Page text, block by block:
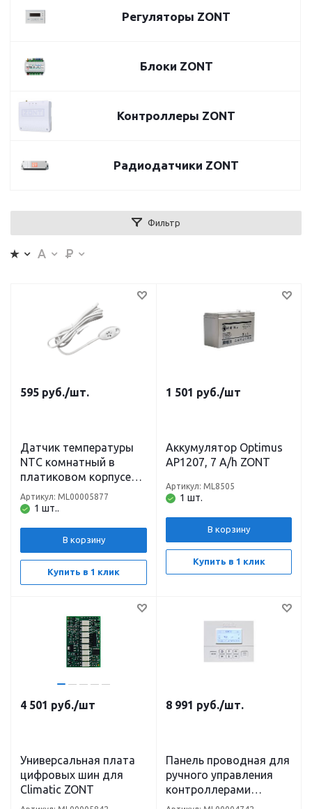
Регуляторы ZONT
Блоки ZONT
Контроллеры ZONT
Радиодатчики ZONT
Фильтр
595 руб./шт.
Датчик температуры
NTC комнатный в
платиковом корпусе
ZONT
1 шт..
Артикул: ML00005877
В корзину
Купить в 1 клик
1 501 руб./шт
Аккумулятор Optimus
AP1207, 7 A/h ZONT
1 шт.
Артикул: ML8505
В корзину
Купить в 1 клик
4 501 руб./шт
Универсальная плата
цифровых шин для
Climatic ZONT
8 991 руб./шт.
Панель проводная для
ручного управления
контроллерами
МЛ-753 ZONT